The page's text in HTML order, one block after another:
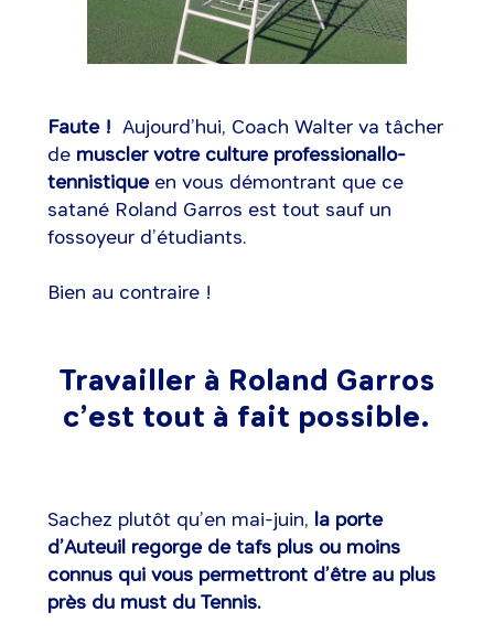
Faute ! Aujourd’hui, Coach Walter va tâcher
de muscler votre culture professionallo-
tennistiqueen vous démontrant que ce
satané Roland Garros est tout sauf un
fossoyeur d’étudiants.
Bien au contraire !
Travailler à Roland Garros
c’est tout à fait possible.
Sachez plutôt qu’en mai-juin, la porte
d’Auteuil regorge de tafs plus ou moins
connus qui vous permettront d’être au plus
près du must du Tennis.